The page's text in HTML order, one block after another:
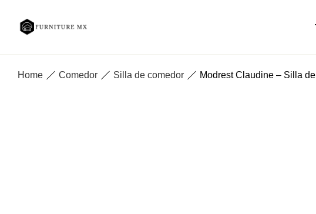
Home Comedor Silla de comedor Modrest Claudine – Silla